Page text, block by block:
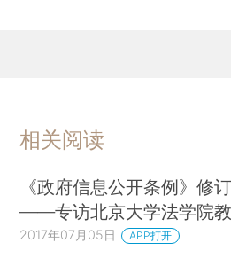
相关阅读
《政府信息公开条例》修
——专访北京大学法学院
2017年07月05日 APP打开